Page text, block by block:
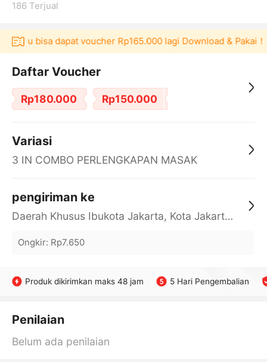
186 Terjual
bisa dapat voucher Rp165.000 lagi Download & Pakai！
Daftar Voucher
Rp180.000 Rp150.000
Variasi
3 IN COMBO PERLENGKAPAN MASAK
pengiriman ke
Daerah Khusus Ibukota Jakarta, Kota Jakarta Barat, Cengkareng, yy
Ongkir: Rp7.650
Produk dikirimkan maks 48 jam 5 Hari Pengembalian
Penilaian
Belum ada penilaian